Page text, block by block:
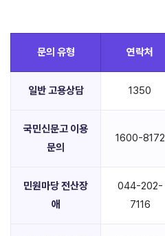
문의 유형 연락처
일반 고용상담 1350
국민신문고 이용
문의
1600-8172
민원마당 전산장
애
044-202-
7116